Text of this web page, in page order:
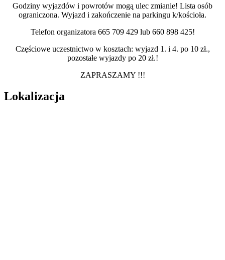
Godziny wyjazdów i powrotów mogą ulec zmianie! Lista osób
ograniczona. Wyjazd i zakończenie na parkingu k/kościoła.
Telefon organizatora 665 709 429 lub 660 898 425!
Częściowe uczestnictwo w kosztach: wyjazd 1. i 4. po 10 zł.,
pozostałe wyjazdy po 20 zł.!
ZAPRASZAMY !!!
Lokalizacja